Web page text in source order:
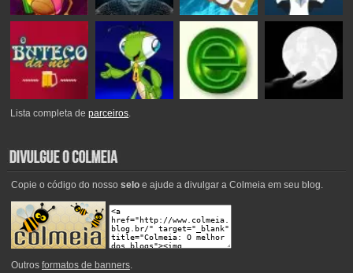
Lista completa deparceiros.
Copie o código do nosso seloe ajude a divulgar a Colmeia em seu blog.
Outros formatos de banners.